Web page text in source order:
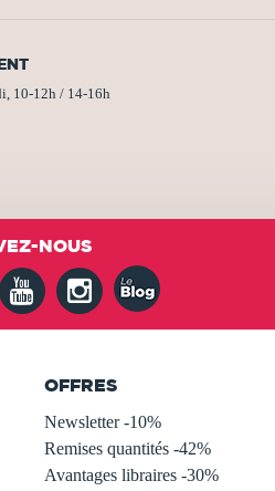
10-12h / 14-16h
NOUS
OFFRES
Newsletter -10%
Remises quantités -42%
Avantages libraires -30%